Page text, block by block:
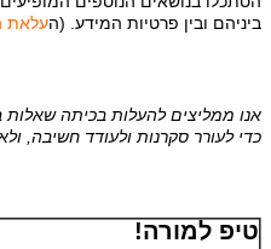
ביניהם ובין פרטיות המידע. (העלאת
אנו ממליצים להעלות בכיתה שאלות
כדי לעורר סקרנות ולעודד חשיבה,
טיפ למורה!